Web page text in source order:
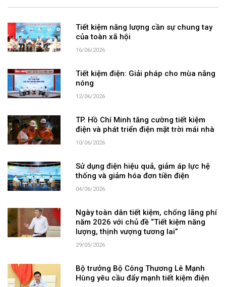
Tiết kiệm năng lượng cần sự chung tay
của toàn xã hội
16/06/2026
Tiết kiệm điện: Giải pháp cho mùa nắng
nóng
12/06/2026
TP. Hồ Chí Minh tăng cường tiết kiệm
điện và phát triển điện mặt trời mái nhà
10/06/2026
Sử dụng điện hiệu quả, giảm áp lực hệ
thống và giảm hóa đơn tiền điện
04/06/2026
Ngày toàn dân tiết kiệm, chống lãng phí
năm 2026 với chủ đề “Tiết kiệm năng
lượng, thịnh vượng tương lai”
29/05/2026
Bộ trưởng Bộ Công Thương Lê Mạnh
Hùng yêu cầu đẩy mạnh tiết kiệm điện